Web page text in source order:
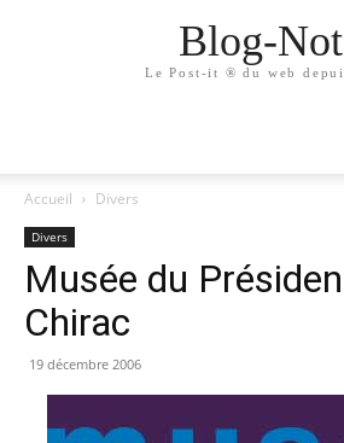
Blog-
Le Post-it ® du web
Accueil Divers
Divers
Musée du
Chirac
19 décembre 2006